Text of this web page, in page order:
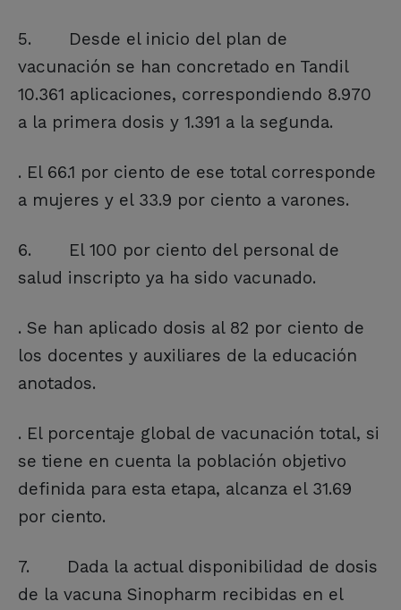
5. Desde el inicio del plan de
vacunación se han concretado en Tandil
10.361 aplicaciones, correspondiendo 8.970
a la primera dosis y 1.391 a la segunda.
. El 66.1 por ciento de ese total corresponde
a mujeres y el 33.9 por ciento a varones.
6. El 100 por ciento del personal de
salud inscripto ya ha sido vacunado.
. Se han aplicado dosis al 82 por ciento de
los docentes y auxiliares de la educación
anotados.
. El porcentaje global de vacunación total, si
se tiene en cuenta la población objetivo
definida para esta etapa, alcanza el 31.69
por ciento.
7. Dada la actual disponibilidad de dosis
de la vacuna Sinopharm recibidas en el